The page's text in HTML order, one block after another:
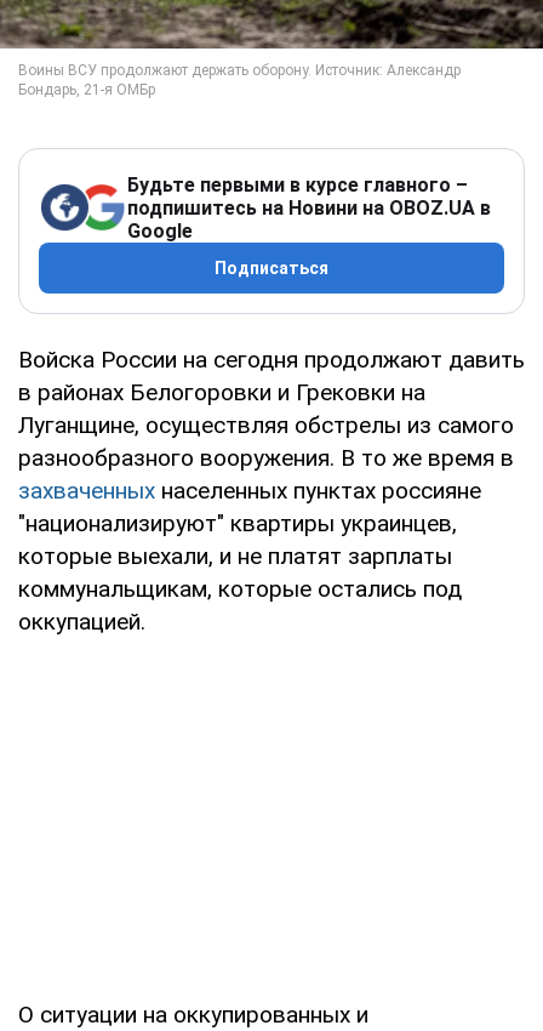
Будьте первыми в курсе главного –
подпишитесь на Новини на OBOZ.UA в
Google
Подписаться
Войска России на сегодня продолжают давить
в районах Белогоровки и Грековки на
Луганщине, осуществляя обстрелы из самого
разнообразного вооружения. В то же время в
захваченных населенных пунктах россияне
"национализируют" квартиры украинцев,
которые выехали, и не платят зарплаты
коммунальщикам, которые остались под
оккупацией.
О ситуации на оккупированных и